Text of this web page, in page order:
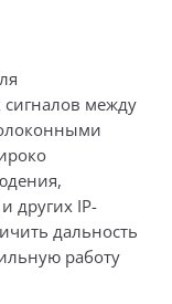
сигналов между
других IP-
дальность
работу